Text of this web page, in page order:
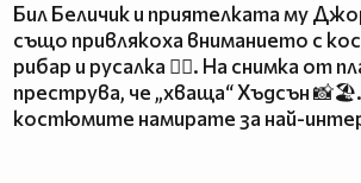
Бил Беличик и приятелката му
също привлякоха вниманието с
рибар и русалка 🧜‍♀️. На снимка от
преструва, че „хваща“ Хъдсън
костюмите намирате за най-